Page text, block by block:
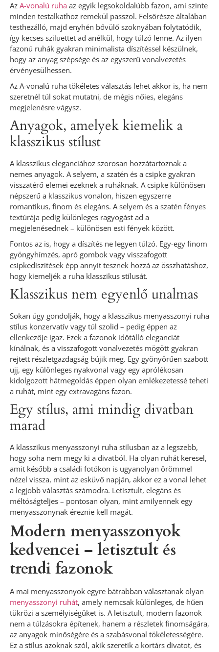
Az A-vonalú ruha az egyik legsokoldalúbb fazon, ami szinte
minden testalkathoz remekül passzol. Felsőrésze általában
testhezálló, majd enyhén bővülő szoknyában folytatódik,
így kecses sziluettet ad anélkül, hogy túlzó lenne. Az ilyen
fazonú ruhák gyakran minimalista díszítéssel készülnek,
hogy az anyag szépsége és az egyszerű vonalvezetés
érvényesülhessen.
Az A-vonalú ruha tökéletes választás lehet akkor is, ha nem
szeretnél túl sokat mutatni, de mégis nőies, elegáns
megjelenésre vágysz.
Anyagok, amelyek kiemelik a
klasszikus stílust
A klasszikus eleganciához szorosan hozzátartoznak a
nemes anyagok. A selyem, a szatén és a csipke gyakran
visszatérő elemei ezeknek a ruháknak. A csipke különösen
népszerű a klasszikus vonalon, hiszen egyszerre
romantikus, finom és elegáns. A selyem és a szatén fényes
textúrája pedig különleges ragyogást ad a
megjelenésednek – különösen esti fények között.
Fontos az is, hogy a díszítés ne legyen túlzó. Egy-egy finom
gyöngyhímzés, apró gombok vagy visszafogott
csipkedíszítések épp annyit tesznek hozzá az összhatáshoz,
hogy kiemeljék a ruha klasszikus stílusát.
Klasszikus nem egyenlő unalmas
Sokan úgy gondolják, hogy a klasszikus menyasszonyi ruha
stílus konzervatív vagy túl szolid – pedig éppen az
ellenkezője igaz. Ezek a fazonok időtálló eleganciát
kínálnak, és a visszafogott vonalvezetés mögött gyakran
rejtett részletgazdagság bújik meg. Egy gyönyörűen szabott
ujj, egy különleges nyakvonal vagy egy aprólékosan
kidolgozott hátmegoldás éppen olyan emlékezetessé teheti
a ruhát, mint egy extravagáns fazon.
Egy stílus, ami mindig divatban
marad
A klasszikus menyasszonyi ruha stílusban az a legszebb,
hogy soha nem megy ki a divatból. Ha olyan ruhát keresel,
amit később a családi fotókon is ugyanolyan örömmel
nézel vissza, mint az esküvő napján, akkor ez a vonal lehet
a legjobb választás számodra. Letisztult, elegáns és
méltóságteljes – pontosan olyan, mint amilyennek egy
menyasszonynak éreznie kell magát.
Modern menyasszonyok
kedvencei – letisztult és
trendi fazonok
A mai menyasszonyok egyre bátrabban választanak olyan
menyasszonyi ruhát, amely nemcsak különleges, de hűen
tükrözi a személyiségüket is. A letisztult, modern fazonok
nem a túlzásokra építenek, hanem a részletek finomságára,
az anyagok minőségére és a szabásvonal tökéletességére.
Ez a stílus azoknak szól, akik szeretik a kortárs divatot, és